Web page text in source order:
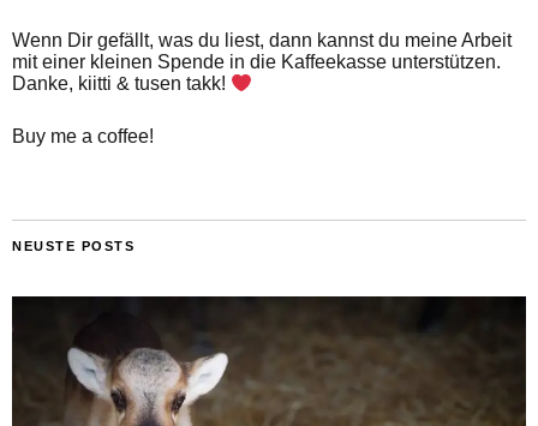
Wenn Dir gefällt, was du liest, dann kannst du meine Arbeit
mit einer kleinen Spende in die Kaffeekasse unterstützen.
Danke, kiitti & tusen takk!
Buy me a coffee!
NEUSTE POSTS